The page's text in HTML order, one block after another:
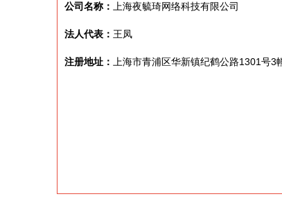
公司名称： 上海夜毓琦网络科技有限公司
法人代表： 王凤
注册地址： 上海市青浦区华新镇纪鹤公路1301号3